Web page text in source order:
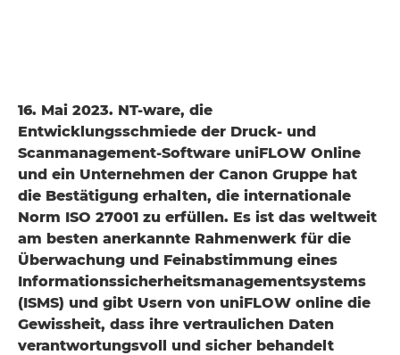
16. Mai 2023. NT-ware, die
Entwicklungsschmiede der Druck- und
Scanmanagement-Software uniFLOW Online
und ein Unternehmen der Canon Gruppe hat
die Bestätigung erhalten, die internationale
Norm ISO 27001 zu erfüllen. Es ist das weltweit
am besten anerkannte Rahmenwerk für die
Überwachung und Feinabstimmung eines
Informationssicherheitsmanagementsystems
(ISMS) und gibt Usern von uniFLOW online die
Gewissheit, dass ihre vertraulichen Daten
verantwortungsvoll und sicher behandelt